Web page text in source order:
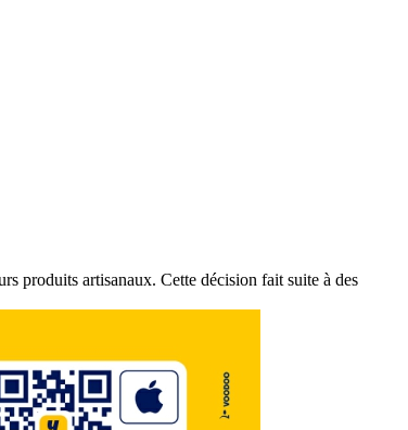
produits artisanaux. Cette décision fait suite à des